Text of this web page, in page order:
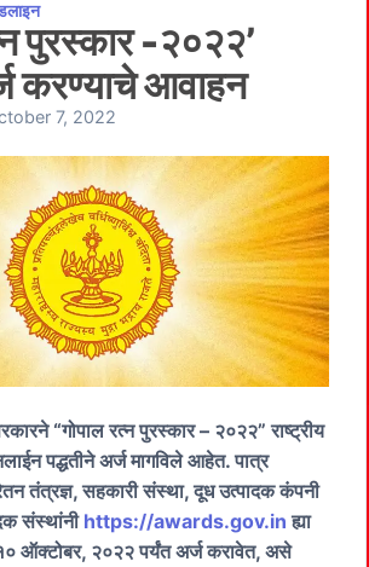
पुरस्कार -२०२२’
करण्याचे आवाहन
7, 2022
“गोपाल रत्न पुरस्कार – २०२२” राष्ट्रीय
पद्धतीने अर्ज मागविले आहेत. पात्र
तंत्रज्ञ, सहकारी संस्था, दूध उत्पादक कंपनी
संस्थांनीhttps://awards.gov.in ह्या
ऑक्टोबर, २०२२ पर्यंत अर्ज करावेत, असे